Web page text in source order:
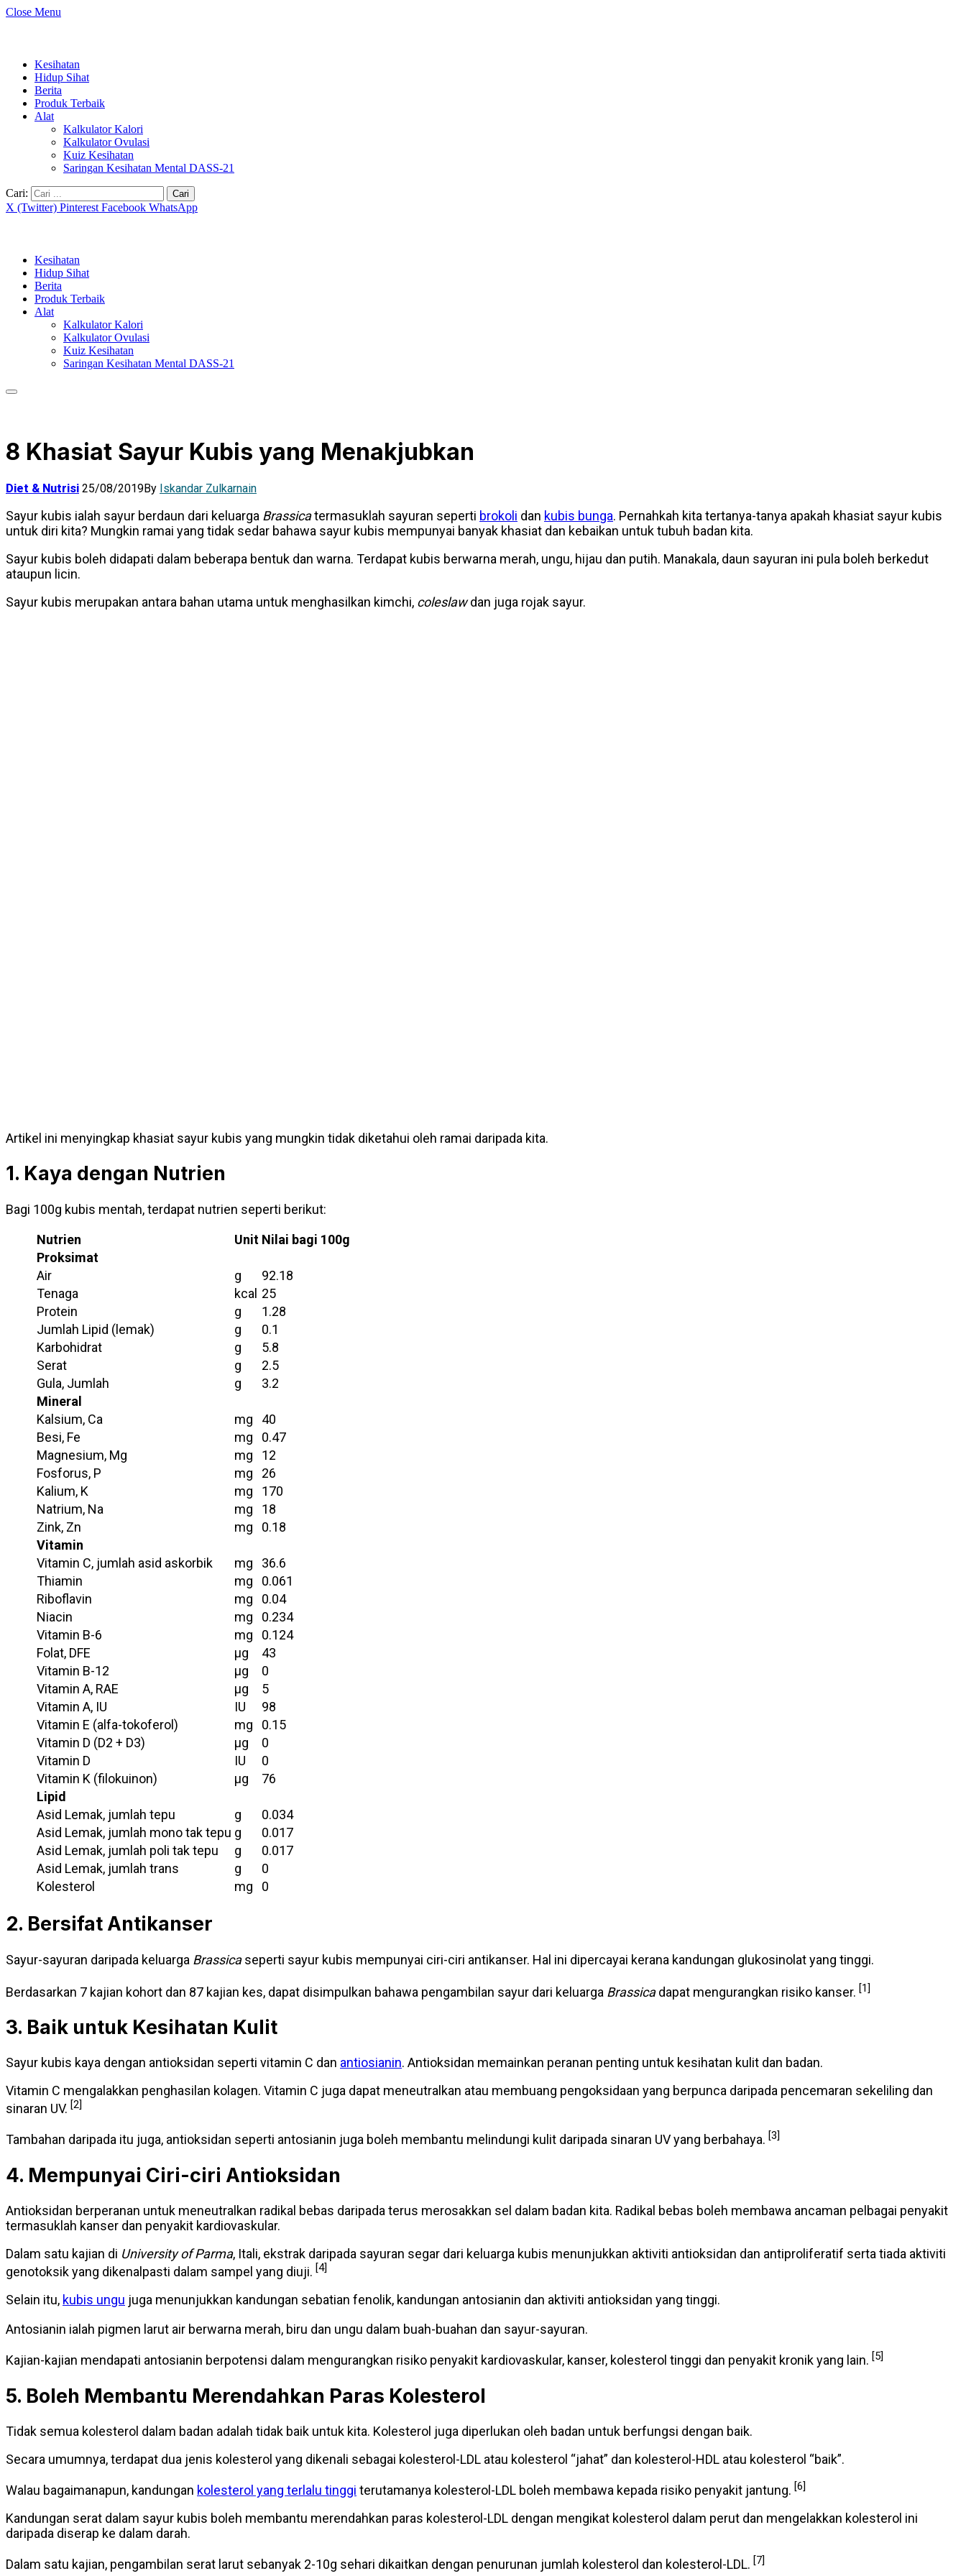
Close Menu
Kesihatan
Hidup Sihat
Berita
Produk Terbaik
Alat
Kalkulator Kalori
Kalkulator Ovulasi
Kuiz Kesihatan
Saringan Kesihatan Mental DASS-21
Cari:
X (Twitter) Pinterest Facebook WhatsApp
Kesihatan
Hidup Sihat
Berita
Produk Terbaik
Alat
Kalkulator Kalori
Kalkulator Ovulasi
Kuiz Kesihatan
Saringan Kesihatan Mental DASS-21
8 Khasiat Sayur Kubis yang Menakjubkan
Diet & Nutrisi 25/08/2019By Iskandar Zulkarnain
Sayur kubis ialah sayur berdaun dari keluarga Brassicatermasuklah sayuran seperti brokoli dan kubis bunga. Pernahkah kita tertanya-tanya apakah khasiat sayur kubis
untuk diri kita? Mungkin ramai yang tidak sedar bahawa sayur kubis mempunyai banyak khasiat dan kebaikan untuk tubuh badan kita.
Sayur kubis boleh didapati dalam beberapa bentuk dan warna. Terdapat kubis berwarna merah, ungu, hijau dan putih. Manakala, daun sayuran ini pula boleh berkedut
ataupun licin.
Sayur kubis merupakan antara bahan utama untuk menghasilkan kimchi, coleslawdan juga rojak sayur.
Artikel ini menyingkap khasiat sayur kubis yang mungkin tidak diketahui oleh ramai daripada kita.
1. Kaya dengan Nutrien
Bagi 100g kubis mentah, terdapat nutrien seperti berikut:
Nutrien
Unit Nilai bagi 100g
Proksimat
Air
g
92.18
Tenaga
kcal 25
Protein
g
1.28
Jumlah Lipid (lemak)
g
0.1
Karbohidrat
g
5.8
Serat
g
2.5
Gula, Jumlah
g
3.2
Mineral
Kalsium, Ca
mg
40
Besi, Fe
mg
0.47
Magnesium, Mg
mg
12
Fosforus, P
mg
26
Kalium, K
mg
170
Natrium, Na
mg
18
Zink, Zn
mg
0.18
Vitamin
Vitamin C, jumlah asid askorbik
mg
36.6
Thiamin
mg
0.061
Riboflavin
mg
0.04
Niacin
mg
0.234
Vitamin B-6
mg
0.124
Folat, DFE
µg
43
Vitamin B-12
µg
0
Vitamin A, RAE
µg
5
Vitamin A, IU
IU
98
Vitamin E (alfa-tokoferol)
mg
0.15
Vitamin D (D2 + D3)
µg
0
Vitamin D
IU
0
Vitamin K (filokuinon)
µg
76
Lipid
Asid Lemak, jumlah tepu
g
0.034
Asid Lemak, jumlah mono tak tepu g
0.017
Asid Lemak, jumlah poli tak tepu
g
0.017
Asid Lemak, jumlah trans
g
0
Kolesterol
mg 0
2. Bersifat Antikanser
Sayur-sayuran daripada keluarga Brassicaseperti sayur kubis mempunyai ciri-ciri antikanser. Hal ini dipercayai kerana kandungan glukosinolat yang tinggi.
Berdasarkan 7 kajian kohort dan 87 kajian kes, dapat disimpulkan bahawa pengambilan sayur dari keluarga Brassicadapat mengurangkan risiko kanser. [1]
3. Baik untuk Kesihatan Kulit
Sayur kubis kaya dengan antioksidan seperti vitamin C dan antiosianin. Antioksidan memainkan peranan penting untuk kesihatan kulit dan badan.
Vitamin C mengalakkan penghasilan kolagen. Vitamin C juga dapat meneutralkan atau membuang pengoksidaan yang berpunca daripada pencemaran sekeliling dan
sinaran UV. [2]
Tambahan daripada itu juga, antioksidan seperti antosianin juga boleh membantu melindungi kulit daripada sinaran UV yang berbahaya. [3]
4. Mempunyai Ciri-ciri Antioksidan
Antioksidan berperanan untuk meneutralkan radikal bebas daripada terus merosakkan sel dalam badan kita. Radikal bebas boleh membawa ancaman pelbagai penyakit
termasuklah kanser dan penyakit kardiovaskular.
Dalam satu kajian di University of Parma, Itali, ekstrak daripada sayuran segar dari keluarga kubis menunjukkan aktiviti antioksidan dan antiproliferatif serta tiada aktiviti
genotoksik yang dikenalpasti dalam sampel yang diuji. [4]
Selain itu, kubis ungu juga menunjukkan kandungan sebatian fenolik, kandungan antosianin dan aktiviti antioksidan yang tinggi.
Antosianin ialah pigmen larut air berwarna merah, biru dan ungu dalam buah-buahan dan sayur-sayuran.
Kajian-kajian mendapati antosianin berpotensi dalam mengurangkan risiko penyakit kardiovaskular, kanser, kolesterol tinggi dan penyakit kronik yang lain. [5]
5. Boleh Membantu Merendahkan Paras Kolesterol
Tidak semua kolesterol dalam badan adalah tidak baik untuk kita. Kolesterol juga diperlukan oleh badan untuk berfungsi dengan baik.
Secara umumnya, terdapat dua jenis kolesterol yang dikenali sebagai kolesterol-LDL atau kolesterol “jahat” dan kolesterol-HDL atau kolesterol “baik”.
Walau bagaimanapun, kandungan kolesterol yang terlalu tinggi terutamanya kolesterol-LDL boleh membawa kepada risiko penyakit jantung. [6]
Kandungan serat dalam sayur kubis boleh membantu merendahkan paras kolesterol-LDL dengan mengikat kolesterol dalam perut dan mengelakkan kolesterol ini
daripada diserap ke dalam darah.
Dalam satu kajian, pengambilan serat larut sebanyak 2-10g sehari dikaitkan dengan penurunan jumlah kolesterol dan kolesterol-LDL. [7]